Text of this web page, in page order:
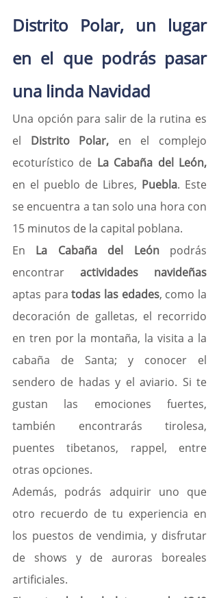
Distrito Polar, un lugar
en el que podrás pasar
una linda Navidad
Una opción para salir de la rutina es
el Distrito Polar, en el complejo
ecoturístico de
en el pueblo de Libres, Puebla. Este
se encuentra a tan solo una hora con
15 minutos de la capital poblana.
En La Cabaña del León podrás
encontrar actividades navideñas
aptas para todas las edades, como la
decoración de galletas, el recorrido
en tren por la montaña, la visita a la
cabaña de Santa; y conocer el
sendero de hadas y el aviario. Si te
gustan las emociones fuertes,
también encontrarás tirolesa,
puentes tibetanos, rappel, entre
otras opciones.
Además, podrás adquirir uno que
otro recuerdo de tu experiencia en
los puestos de vendimia, y disfrutar
de shows y de auroras boreales
artificiales.